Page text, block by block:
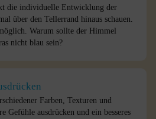
die individuelle Entwicklung der
über den Tellerrand hinaus schauen.
Warum sollte der Himmel
nicht blau sein?
Farben, Texturen und
Gefühle ausdrücken und ein besseres